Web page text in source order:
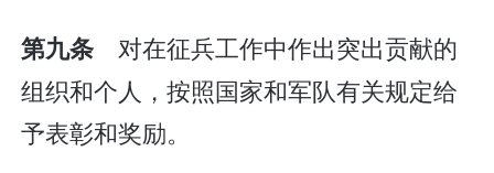
第九条 对在征兵工作中作出突出贡献的
组织和个人，按照国家和军队有关规定给
予表彰和奖励。